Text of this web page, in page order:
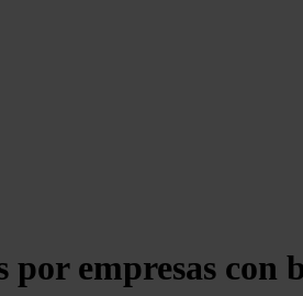
empresas con